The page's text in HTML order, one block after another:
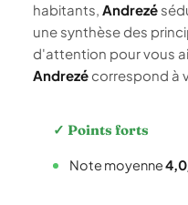
habitants, Andrezé
une synthèse des
d'attention pour vous
Andrezé correspond à
✓ Points forts
Note moyenne